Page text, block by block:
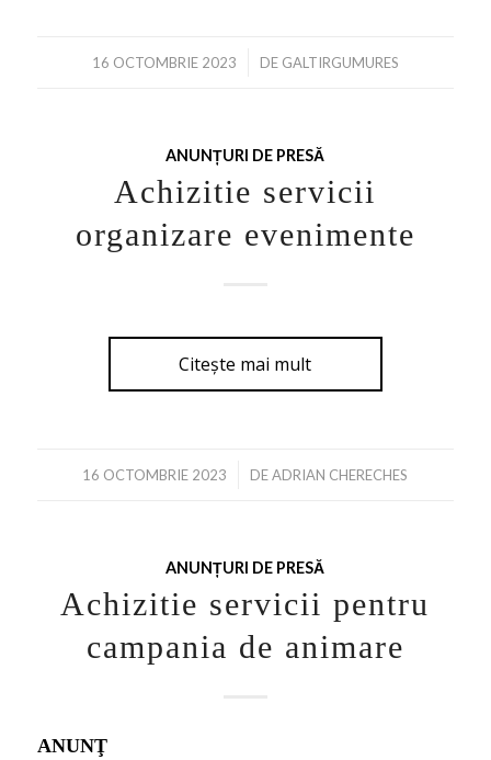
16 OCTOMBRIE 2023
/ DE GALTIRGUMURES
ANUNȚURI DE PRESĂ
Achizitie servicii
organizare evenimente
Citește mai mult
16 OCTOMBRIE 2023
/ DEADRIAN CHERECHES
ANUNȚURI DE PRESĂ
Achizitie servicii pentru
campania de animare
ANUNŢ